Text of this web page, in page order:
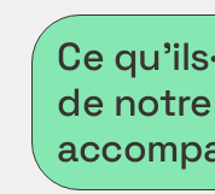
Ce
de